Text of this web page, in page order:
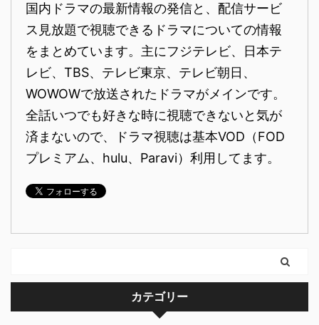
国内ドラマの最新情報の発信と、配信サービ
ス見放題で視聴できるドラマについての情報
をまとめています。主にフジテレビ、日本テ
レビ、TBS、テレビ東京、テレビ朝日、
WOWOWで放送されたドラマがメインです。
全話いつでも好きな時に視聴できないと気が
済まないので、ドラマ視聴は基本VOD（FOD
プレミアム、hulu、Paravi）利用してます。
カテゴリー